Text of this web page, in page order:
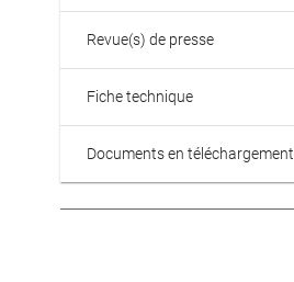
Revue(s) de presse
Fiche technique
Documents en téléchargement